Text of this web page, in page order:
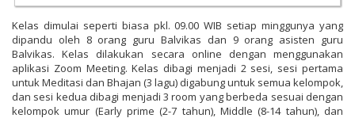
Kelas dimulai seperti biasa pkl. 09.00 WIB setiap minggunya yang
dipandu oleh 8 orang guru Balvikas dan 9 orang asisten guru
Balvikas. Kelas dilakukan secara online dengan menggunakan
aplikasi Zoom Meeting. Kelas dibagi menjadi 2 sesi, sesi pertama
untuk Meditasi dan Bhajan (3 lagu) digabung untuk semua kelompok,
dan sesi kedua dibagi menjadi 3 room yang berbeda sesuai dengan
kelompok umur (Early prime (2-7 tahun), Middle (8-14 tahun), dan